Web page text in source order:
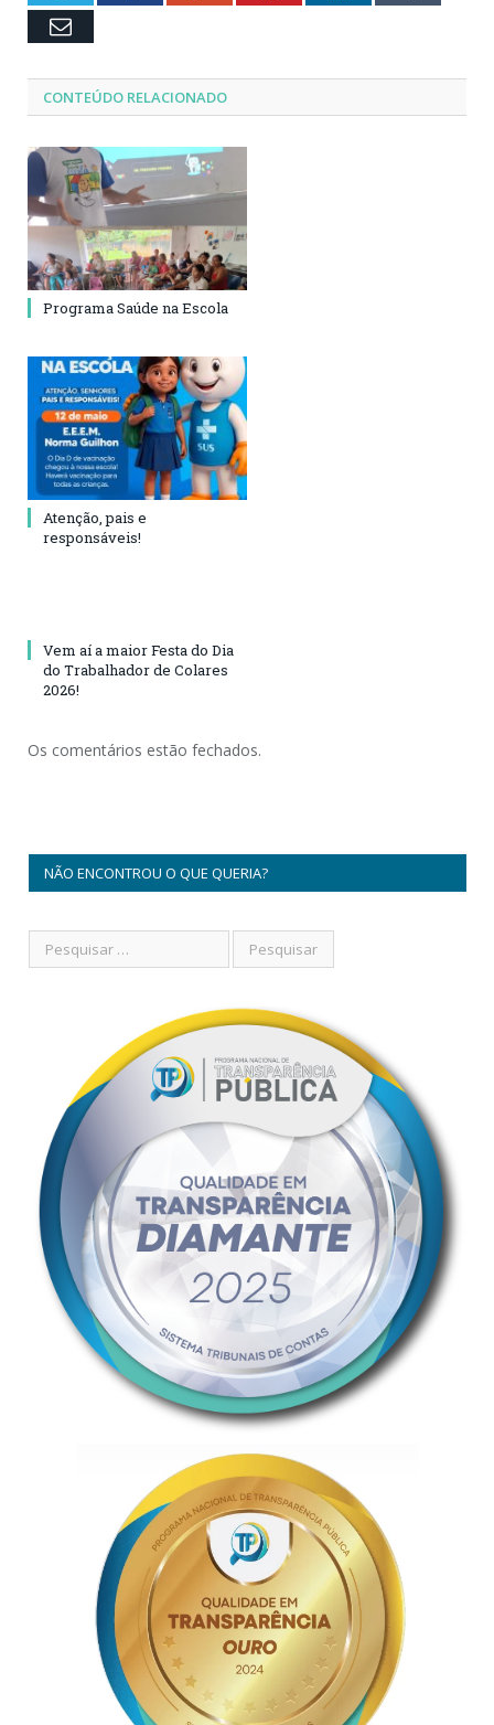
Email
CONTEÚDO RELACIONADO
Programa Saúde na Escola
Atenção, pais e
responsáveis!
Vem aí a maior Festa do Dia
do Trabalhador de Colares
2026!
Os comentários estão fechados.
NÃO ENCONTROU O QUE QUERIA?